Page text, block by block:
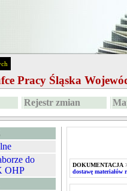
Pracy Śląska
Rejestr zmian
do
OHP
DOKUMENTACJA
dostawę materiałów